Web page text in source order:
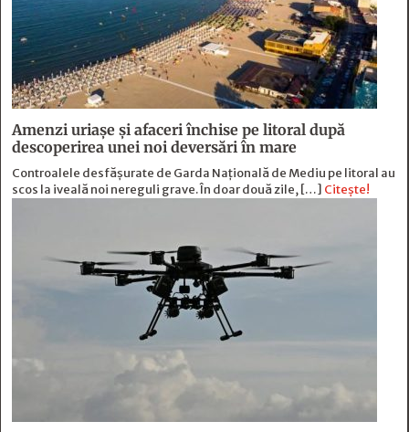
Amenzi uriașe și afaceri închise pe litoral după
descoperirea unei noi deversări în mare
Controalele desfășurate de Garda Națională de Mediu pe litoral au
scos la iveală noi nereguli grave. În doar două zile, […] Citește!